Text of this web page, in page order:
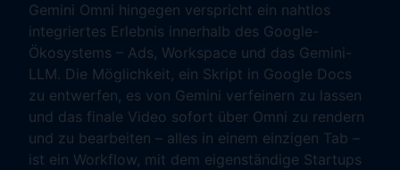
Gemini Omni hingegen verspricht ein nahtlos
integriertes Erlebnis innerhalb des Google-
Ökosystems – Ads, Workspace und das Gemini-
LLM. Die Möglichkeit, ein Skript in Google Docs
zu entwerfen, es von Gemini verfeinern zu lassen
und das finale Video sofort über Omni zu rendern
und zu bearbeiten – alles in einem einzigen Tab –
ist ein Workflow, mit dem eigenständige Startups